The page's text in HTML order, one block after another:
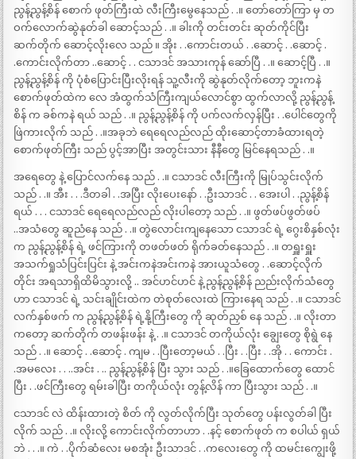
ညွန့်ညွန့်စိန် စောက် ဖုတ်ကြီးထဲ လီးကြီးမွေနေသည် . .။ တော်တော်ကြာ မှ တ
ဝက်လောက်ဆွဲနုတ်ခါ ဆောင့်သည် . .။ ခါးကို တင်းတင်း ဆုတ်ကိုင်ပြီး
ဆက်တိုက် ဆောင့်လိုးလေ သည် ။ အိုး . .ကောင်းတယ် . .ဆောင့် . .ဆောင့် .
.ကောင်းလိုက်တာ ..ဆောင့် . . ငသာဒင် အသားကုန် ဆော်ပြီ . .။ ဆောင့်ပြီ . .။
ညွန့်ညွန့်စိန် ကို ပုံစံပြောင်းပြီးလိုးရန် သူ့လီးကို ဆွဲနုတ်လိုက်တော့ ဘူးကနဲ
စောက်ဖုတ်ထဲက လေ အံထွက်သံကြီးကျယ်လောင်စွာ ထွက်လာလို့ ညွန့်ညွန့်
စိန် က ခစ်ကနဲ ရယ် သည် . .။ ညွန့်ညွန့်စိန် ကို ပက်လက်လှန်ပြီး . .ပေါင်တွေကို
ဖြဲကားလိုက် သည် . .။အခုဘဲ ရေရေလည်လည် ထိုးဆောင့်တာခံထားရတဲ့
စောက်ဖုတ်ကြီး သည် ပွင့်အာပြီး အတွင်းသား နီနီတွေ မြင်နေရသည် . .။
အရေတွေ နဲ့ ပြောင်လက်နေ သည် . .။ ငသာဒင် လီးကြီးကို မြုပ်သွင်းလိုက်
သည် . .။ အီး . . .ဒီတခါ . .အပြီး လိုးပေးနော် . .ဦးသာဒင် . . အေးပါ . .ညွန့်စိန်
ရယ် . . . ငသာဒင် ရေရေလည်လည် လိုးပါတော့ သည် . .။ ဖွတ်ဖပ်ဖွတ်ဖပ်
..အသံတွေ ဆူညံနေ သည် . .။ တွဲလောင်းကျနေသော ငသာဒင် ရဲ့ ဂွေးစိနှစ်လုံး
က ညွန့်ညွန့်စိန် ရဲ့ ဖင်ကြားကို တဖတ်ဖတ် ရိုက်ခတ်နေသည် . .။ တရှူးရှူး
အသက်ရှုသံပြင်းပြင်း နဲ့ အင်းကနဲအင်းကနဲ အားယူသံတွေ . .ဆောင့်လိုက်
တိုင်း အရသာရှိထိမိသွားလို့ .. အင်ဟင်ဟင် နဲ့ ညွန့်ညွန့်စိန် ညည်းလိုက်သံတွေ
ဟာ ငသာဒင် ရဲ့ သင်းချိုင်းထဲက တဲစုတ်လေးထဲ ကြားနေရ သည် . .။ ငသာဒင်
လက်နှစ်ဖက် က ညွန့်ညွန့်စိန် ရဲ့နို့ကြီးတွေ ကို ဆုတ်ညှစ် နေ သည် . .။ လိုးတာ
ကတော့ ဆက်တိုက် တဖန်းဖန်း နဲ့ . .။ ငသာဒင် တကိုယ်လုံး ချွေးတွေ စိုရွဲ နေ
သည် . .။ ဆောင့် . .ဆောင့် . ကျမ . .ပြီးတော့မယ် . .ပြီး . .ပြီး . .အို . . ကောင်း .
.အမလေး . . ..အင်း . .. ညွန့်ညွန့်စိန် ပြီး သွား သည် . .။ခြေထောက်တွေ ထောင်
ပြီး . .ဖင်ကြီးတွေ ရမ်းခါပြီး တကိုယ်လုံး တွန့်လိန် ကာ ပြီးသွား သည် . .။
ငသာဒင် လဲ ထိန်းထားတဲ့ စိတ် ကို လွတ်လိုက်ပြီး သုတ်တွေ ပန်းလွတ်ခါ ပြီး
လိုက် သည် . .။ လိုးလို့ ကောင်းလိုက်တာဟာ . .နင့် စောက်ဖုတ် က စပါယ် ရှယ်
ဘဲ . . .။ ကဲ . .ပိုက်ဆံလေး မစအုံး ဦးသာဒင် . .ကလေးတွေ ကို ထမင်းကျွေးဖို့